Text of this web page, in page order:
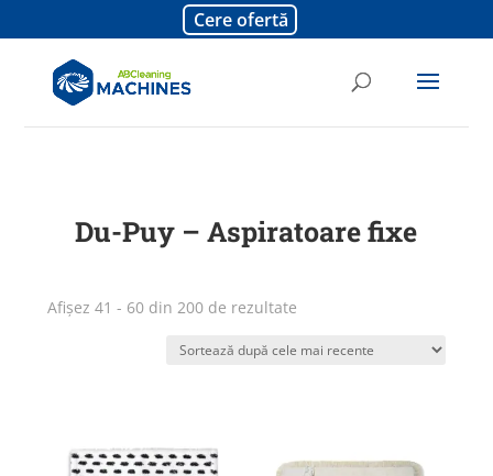
Cere ofertă
Du-Puy – Aspiratoare fixe
Afișez 41 - 60 din 200 de rezultateSortat
cele